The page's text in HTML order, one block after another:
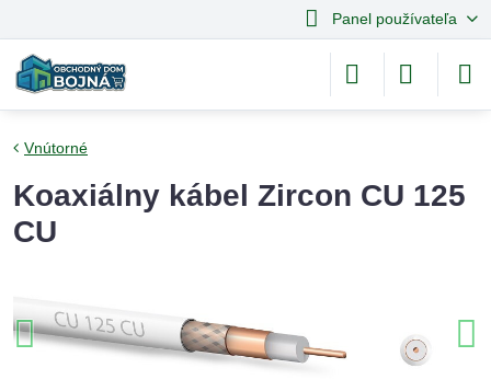
Panel používateľa
Vnútorné
Koaxiálny kábel Zircon CU 125
CU